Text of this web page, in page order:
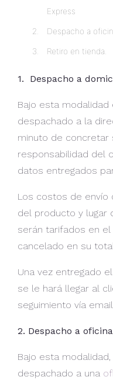
Express
Despacho a
Retiro en tienda.
1. Despacho a
Bajo esta
despachado a la
minuto de concretar
responsabilidad del
datos entregados
Los costos de envío
del producto y lugar
serán tarifados en
cancelado en su
Una vez entregado
se le hará llegar al
seguimiento vía
2. Despacho a
Bajo esta
despachado a una